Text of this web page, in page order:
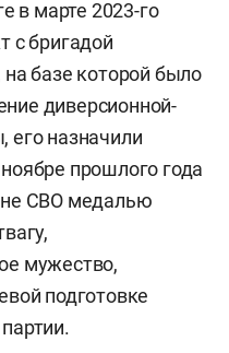
в марте 2023-го
с бригадой
базе которой было
диверсионной-
его назначили
прошлого года
СВО медалью
мужество,
подготовке